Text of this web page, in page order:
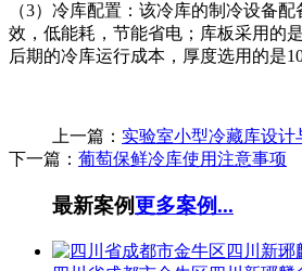
（3）冷库配置：该冷库的制冷设备
效，低能耗，节能省电；库板采用的
后期的冷库运行成本，厚度选用的是
上一篇： 实验室小型冷藏库设计
下一篇： 葡萄保鲜冷库使用注意事项
最新案例更多案例...